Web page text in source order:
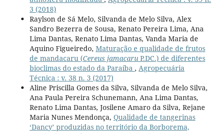
3 (2018)
Raylson de Sá Melo, Silvanda de Melo Silva, Alex
Sandro Bezerra de Sousa, Renato Pereira Lima, Ana
Lima Dantas, Renato Lima Dantas, Vanda Maria de
Aquino Figueiredo, Maturação e qualidade de frutos
de mandacaru (Cereus jamacaruP.DC.) de diferentes
bioclimas do estado da Paraíba , Agropecuária
Técnica : v. 38 n. 3 (2017)
Aline Priscilla Gomes da Silva, Silvanda de Melo Silva,
Ana Paula Pereira Schunemann, Ana Lima Dantas,
Renato Lima Dantas, Josilene Amaro da Silva, Rejane
Maria Nunes Mendonça, Qualidade de tangerinas
‘Dancy’ produzidas no território da Borborema,